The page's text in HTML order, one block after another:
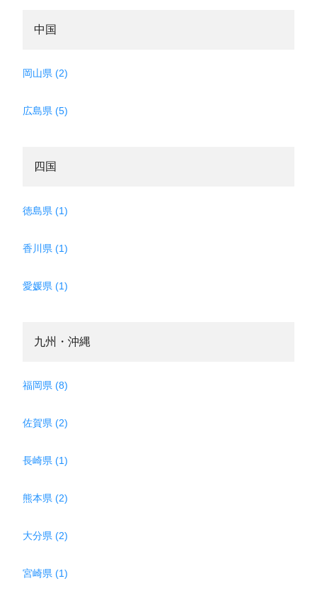
中国
岡山県 (2)
広島県 (5)
四国
徳島県 (1)
香川県 (1)
愛媛県 (1)
九州・沖縄
福岡県 (8)
佐賀県 (2)
長崎県 (1)
熊本県 (2)
大分県 (2)
宮崎県 (1)